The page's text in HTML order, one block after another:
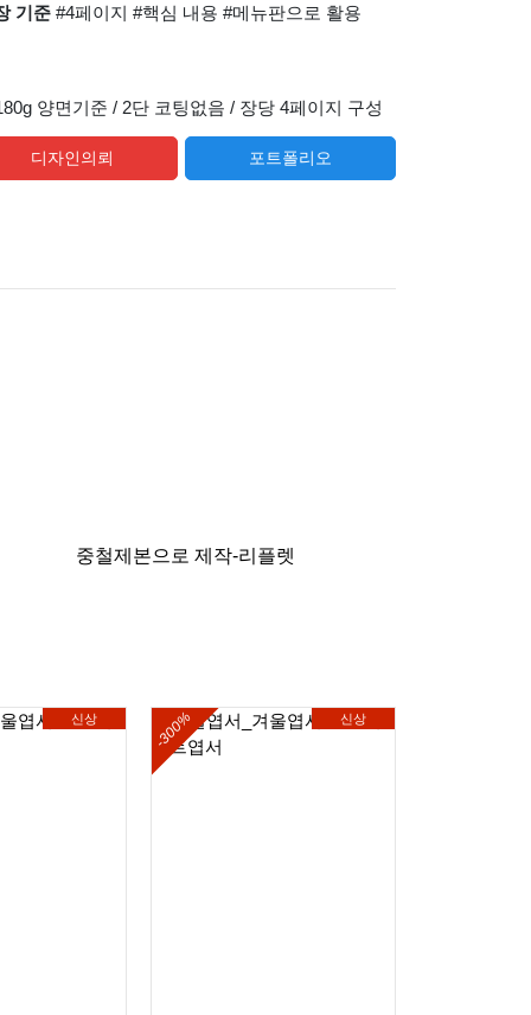
기준 #4페이지 #핵심 내용 #메뉴판으로 활용
양면기준 / 2단 코팅없음 / 장당 4페이지 구성
디자인의뢰 포트폴리오
중철제본으로 제작-리플렛
신상 신상
-300%